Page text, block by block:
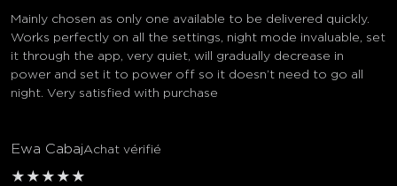
Mainly chosen as only one available to be delivered quickly.
Works perfectly on all the settings, night mode invaluable, set
it through the app, very quiet, will gradually decrease in
power and set it to power off so it doesn’t need to go all
night. Very satisfied with purchase
Ewa CabajAchat vérifié
★ ★ ★ ★ ★